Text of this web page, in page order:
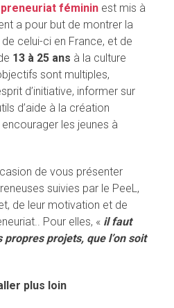
féminin est mis à
a pour but de montrer la
celui-ci en France, et de
13 à 25 ans à la culture
sont multiples,
d’initiative, informer sur
d’aide à la création
les jeunes à
de vous présenter
suivies par le PeeL,
de leur motivation et de
Pour elles, « il faut
projets, que l’on soit
plus loin